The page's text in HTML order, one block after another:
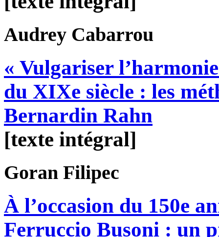
Audrey Cabarrou
« Vulgariser
du XIXe siècle : les
Bernardin Rahn
[texte intégral]
Goran Filipec
À l’occasion du 150e
Ferruccio Busoni : un